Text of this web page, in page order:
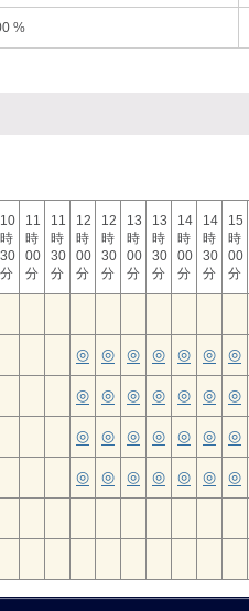
%
10
時
30
分
11
時
00
分
11
時
30
分
12
時
00
分
12
時
30
分
13
時
00
分
13
時
30
分
14
時
00
分
14
時
30
分
15
時
00
分